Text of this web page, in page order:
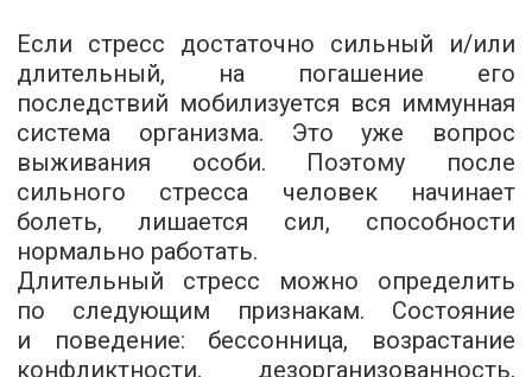
Если стресс достаточно сильный и/или
длительный, на погашение его
последствий мобилизуется вся иммунная
система организма. Это уже вопрос
выживания особи. Поэтому после
сильного стресса человек начинает
болеть, лишается сил, способности
нормально работать.
Длительный стресс можно определить
по следующим признакам. Состояние
и поведение: бессонница, возрастание
конфликтности, дезорганизованность,